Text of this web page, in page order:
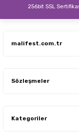
256bit SSL
malifest.com.tr
Sözleşmeler
Kategoriler